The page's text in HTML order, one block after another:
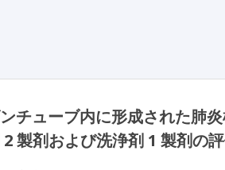
チューブ内に形成された肺
製剤および洗浄剤 1 製剤の